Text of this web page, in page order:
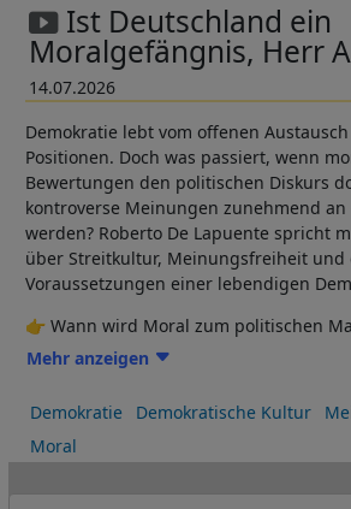
14.07.2026
Ist Deutschland ein
Moralgefängnis, Herr
Demokratie lebt vom offenen
Positionen. Doch was passiert, wenn
Bewertungen den politischen Diskurs
kontroverse Meinungen zunehmend
werden? Roberto De Lapuente spricht
über Streitkultur, Meinungsfreiheit und
Voraussetzungen einer lebendigen
👉 Wann wird Moral zum politischen
👉 Warum ist demokratischer Streit
👉 Welche Folgen hat die Ausgrenzung
Positionen?
👉 Wie kann eine offene Debattenkultur
werden?
Mehr anzeigen
Demokratie Demokratische Kultur
Moral